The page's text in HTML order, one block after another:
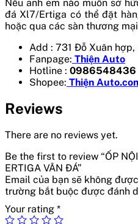
Nếu anh em nào muốn sở
đá Xl7/Ertiga có thể đặt
hoặc qua các sàn thương
Add : 731 Đỗ Xuân hợp,
Fanpage: Thiện Auto
Hotline : 0986548436
Shopee: Thiện
Reviews
There are no reviews yet.
Be the first to review “ỐP
ERTIGA VÂN ĐÁ”
Email của bạn sẽ không
trường bắt buộc được đánh
Your rating *